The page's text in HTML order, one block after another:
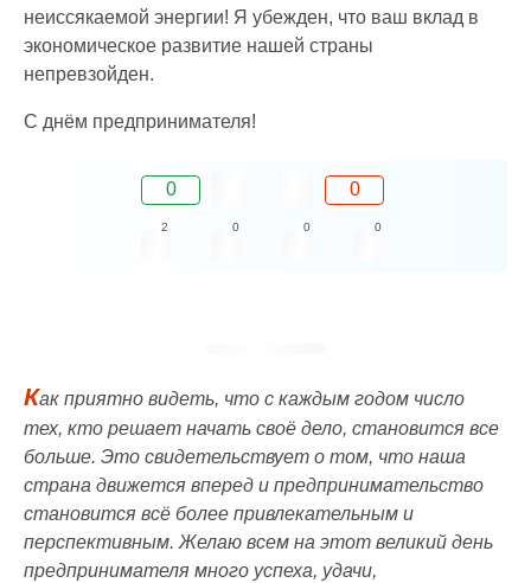
неиссякаемой энергии! Я убежден, что ваш вклад в
экономическое развитие нашей страны
непревзойден.
С днём предпринимателя!
0 0
2 0 0 0
Как приятно видеть, что с каждым годом число
тех, кто решает начать своё дело, становится все
больше. Это свидетельствует о том, что наша
страна движется вперед и предпринимательство
становится всё более привлекательным и
перспективным. Желаю всем на этот великий день
предпринимателя много успеха, удачи,